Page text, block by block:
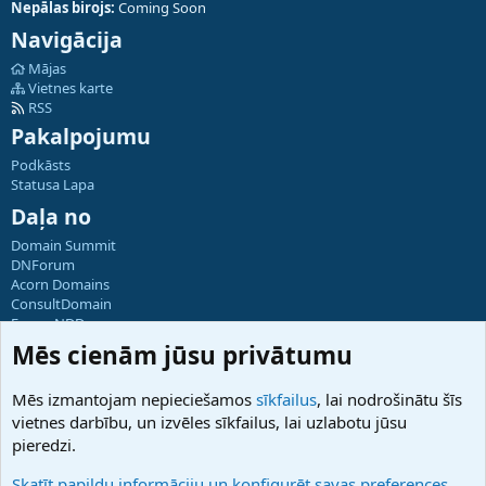
Nepālas birojs: Coming Soon
Navigācija
Mājas
Vietnes karte
RSS
Pakalpojumu
Podkāsts
Statusa Lapa
Daļa no
Domain Summit
DNForum
Acorn Domains
ConsultDomain
ForumNDD
Domainforum.ro
27.be
Hostmaria
Atbalsts
Palīdzība
Mēs cienām jūsu privātumu
Mēs izmantojam nepieciešamos sīkfailus, lai nodrošinātu šīs
vietnes darbību, un izvēles sīkfailus, lai uzlabotu jūsu
pieredzi.